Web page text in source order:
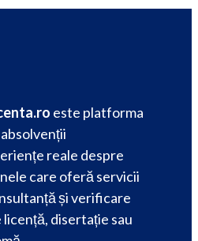
este platforma
reale despre
care oferă servicii
și verificare
disertație sau